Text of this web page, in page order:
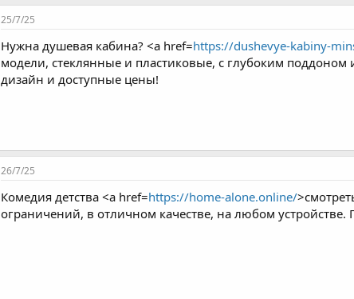
25/7/25
Нужна душевая кабина? <a href=https://dushevye-kabiny-
модели, стеклянные и пластиковые, с глубоким
дизайн и доступные цены!
26/7/25
Комедия детства <a href=https://home-alone.online/
ограничений, в отличном качестве, на любом устройстве.